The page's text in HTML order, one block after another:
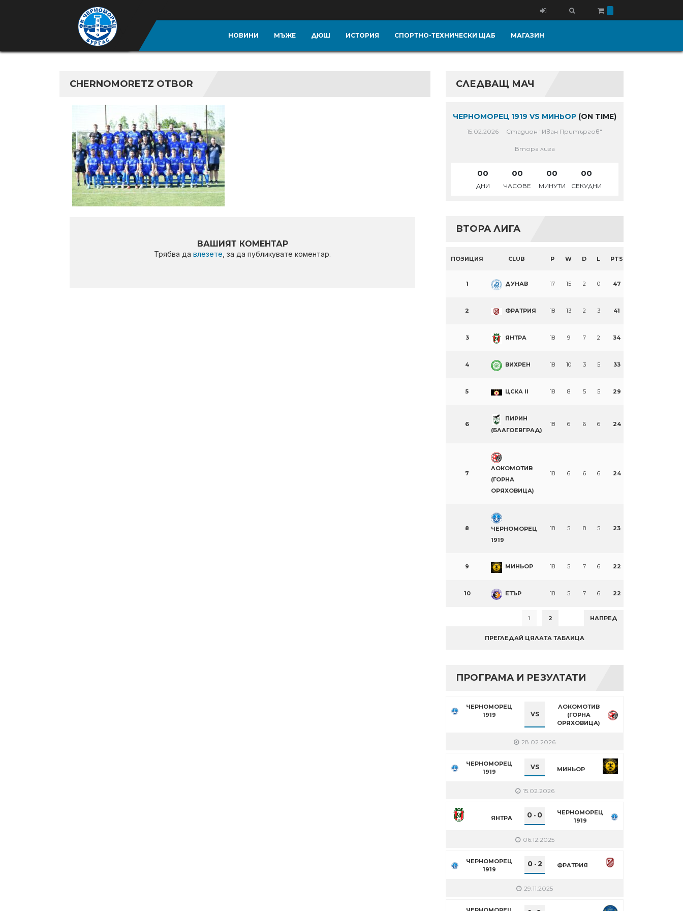
НОВИНИ МЪЖЕ ДЮШ ИСТОРИЯ СПОРТНО-ТЕХНИЧЕСКИ ЩАБ МАГАЗИН
CHERNOMORETZ OTBOR
ВАШИЯТ КОМЕНТАР
Трябва да влезете , за да публикувате коментар.
СЛЕДВАЩ МАЧ
ЧЕРНОМОРЕЦ 1919 VS МИНЬОР (ON TIME)
15.02.2026 Стадион "Иван Притъргов"
Втора лига
00
ДНИ
00
ЧАСОВЕ
00
МИНУТИ
00
СЕКУДНИ
ВТОРА ЛИГА
ПОЗИЦИЯ CLUB P W D L PTS
1 ДУНАВ 17 15 2 0 47
2 ФРАТРИЯ 18 13 2 3 41
3 ЯНТРА 18 9 7 2 34
4 ВИХРЕН 18 10 3 5 33
5 ЦСКА II 18 8 5 5 29
6
ПИРИН
(БЛАГОЕВГРАД)
18 6 6 6 24
7
ЛОКОМОТИВ
(ГОРНА
ОРЯХОВИЦА)
18 6 6 6 24
8
ЧЕРНОМОРЕЦ
1919
18 5 8 5 23
9 МИНЬОР 18 5 7 6 22
10 ЕТЪР 18 5 7 6 22
1 2 НАПРЕД
ПРЕГЛЕДАЙ ЦЯЛАТА ТАБЛИЦА
ПРОГРАМА И РЕЗУЛТАТИ
ЧЕРНОМОРЕЦ
1919
VS
ЛОКОМОТИВ
(ГОРНА
ОРЯХОВИЦА)
28.02.2026
ЧЕРНОМОРЕЦ
1919
VS МИНЬОР
15.02.2026
ЯНТРА 0 - 0
ЧЕРНОМОРЕЦ
1919
06.12.2025
ЧЕРНОМОРЕЦ
1919
0- 2 ФРАТРИЯ
29.11.2025